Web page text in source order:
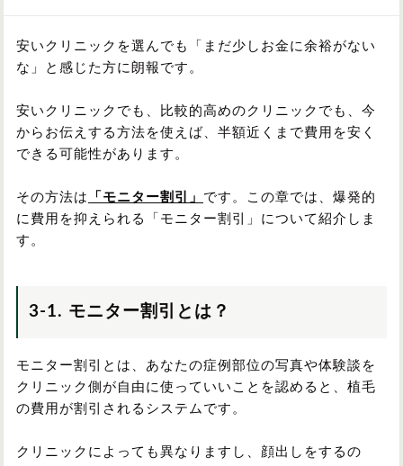
安いクリニックを選んでも「まだ少しお金に余裕がない
な」と感じた方に朗報です。
安いクリニックでも、比較的高めのクリニックでも、今
からお伝えする方法を使えば、半額近くまで費用を安く
できる可能性があります。
その方法は 「モニター割引」 です。この章では、爆発的
に費用を抑えられる「モニター割引」について紹介しま
す。
3-1. モニター割引とは？
モニター割引とは、あなたの症例部位の写真や体験談を
クリニック側が自由に使っていいことを認めると、植毛
の費用が割引されるシステムです。
クリニックによっても異なりますし、顔出しをするの